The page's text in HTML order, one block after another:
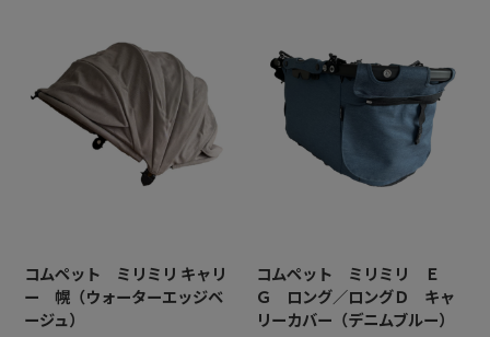
コムペット ミリミリ キャリ
ー 幌（ウォーターエッジベ
ージュ）
コムペット ミリミリ Ｅ
Ｇ ロング／ロングＤ キャ
リーカバー（デニムブルー）